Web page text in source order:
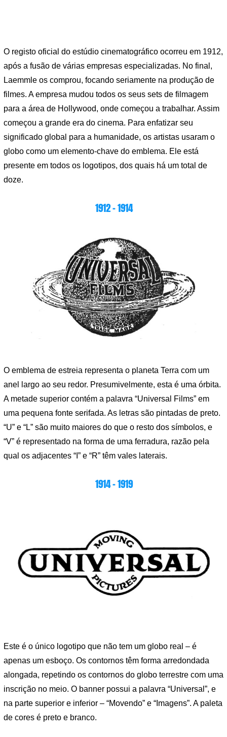
O registo oficial do estúdio cinematográfico ocorreu em 1912,
após a fusão de várias empresas especializadas. No final,
Laemmle os comprou, focando seriamente na produção de
filmes. A empresa mudou todos os seus sets de filmagem
para a área de Hollywood, onde começou a trabalhar. Assim
começou a grande era do cinema. Para enfatizar seu
significado global para a humanidade, os artistas usaram o
globo como um elemento-chave do emblema. Ele está
presente em todos os logotipos, dos quais há um total de
doze.
1912 – 1914
O emblema de estreia representa o planeta Terra com um
anel largo ao seu redor. Presumivelmente, esta é uma órbita.
A metade superior contém a palavra “Universal Films” em
uma pequena fonte serifada. As letras são pintadas de preto.
“U” e “L” são muito maiores do que o resto dos símbolos, e
“V” é representado na forma de uma ferradura, razão pela
qual os adjacentes “I” e “R” têm vales laterais.
1914 – 1919
Este é o único logotipo que não tem um globo real – é
apenas um esboço. Os contornos têm forma arredondada
alongada, repetindo os contornos do globo terrestre com uma
inscrição no meio. O banner possui a palavra “Universal”, e
na parte superior e inferior – “Movendo” e “Imagens”. A paleta
de cores é preto e branco.